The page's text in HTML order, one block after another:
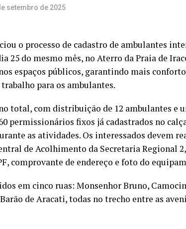
setembro de 2025
o processo de cadastro de ambulantes
25 do mesmo mês, no Aterro da Praia de
espaços públicos, garantindo mais conforto
para os ambulantes.
total, com distribuição de 12 ambulantes e
permissionários fixos já cadastrados no
as atividades. Os interessados devem
de Acolhimento da Secretaria Regional
comprovante de endereço e foto do
em cinco ruas: Monsenhor Bruno,
de Aracati, todas no trecho entre as